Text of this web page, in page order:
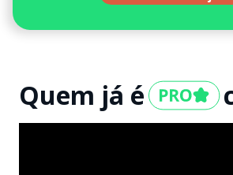
Quem já é